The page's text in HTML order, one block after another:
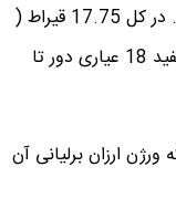
الماس باقی مانده با برش بریلیان می باشند . در کل 17.75 قیراط (
واحد اندازه گیری الماس ) الماس در طلای سفید 18 عیاری دور تا
دارد که ورژن ارزان برلیانی آن